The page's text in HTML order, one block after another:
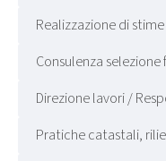
Realizzazione di
Consulenza
Direzione lavori /
Pratiche catastali,